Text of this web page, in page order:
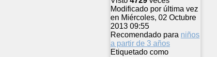
Modificado por última vez
en Miércoles, 02 Octubre
2013 09:55
Recomendado para niños
a partir de 3 años
Etiquetado como